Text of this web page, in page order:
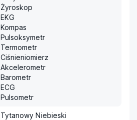
Żyroskop
EKG
Kompas
Pulsoksymetr
Termometr
Ciśnieniomierz
Akcelerometr
Barometr
ECG
Pulsometr
Tytanowy Niebieski